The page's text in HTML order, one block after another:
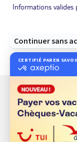
Informations